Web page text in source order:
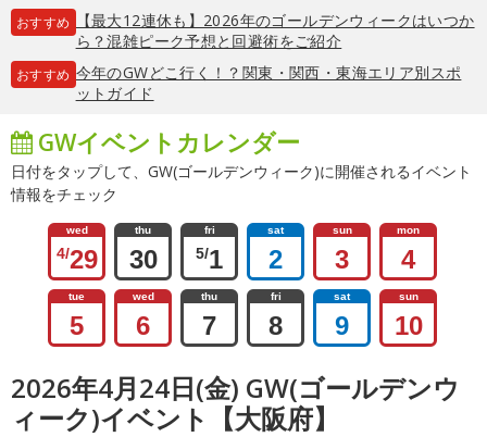
おすすめ
【最大12連休も】2026年のゴールデンウィークはいつか
ら？混雑ピーク予想と回避術をご紹介
おすすめ 今年のGWどこ行く！？関東・関西・東海エリア別スポ
ットガイド
GWイベントカレンダー
日付をタップして、GW(ゴールデンウィーク)に開催されるイベント
情報をチェック
wed
4/29
thu
30
fri
5/1
sat
2
sun
3
mon
4
tue
5
wed
6
thu
7
fri
8
sat
9
sun
10
2026年4月24日(金) GW(ゴールデンウ
ィーク)イベント【大阪府】